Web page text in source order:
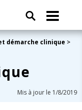
démarche clinique >
Mis à jour le 1/8/2019